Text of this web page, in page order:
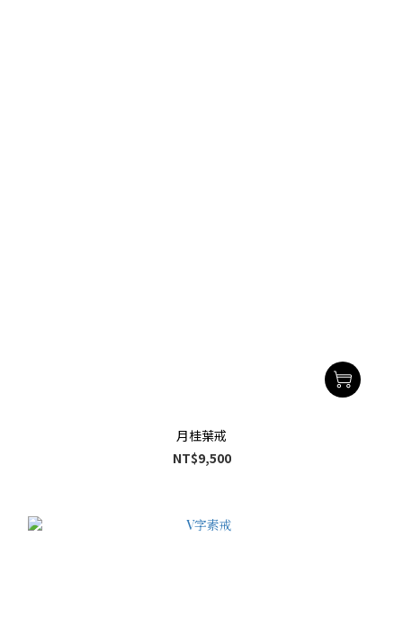
月桂葉戒
NT$9,500